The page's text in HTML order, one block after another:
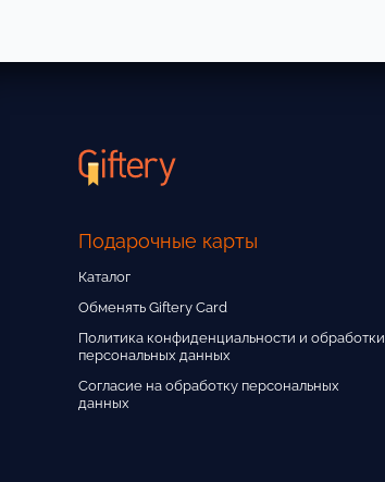
Подарочные карты
Каталог
Обменять Giftery Card
Политика конфиденциальности и обработки
персональных данных
Согласие на обработку персональных
данных